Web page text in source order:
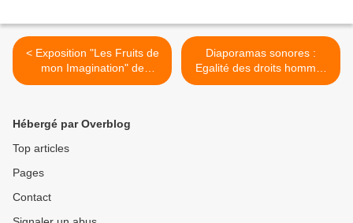
< Exposition "Les Fruits de
mon Imagination" de
Christel JEANNE
Diaporamas sonores :
Egalité des droits homme-
femme (Islande) >
Hébergé par Overblog
Top articles
Pages
Contact